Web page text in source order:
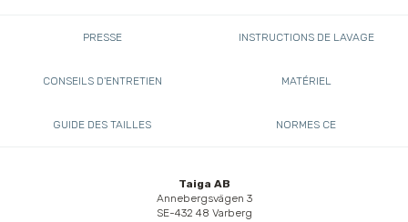
PRESSE INSTRUCTIONS DE LAVAGE
CONSEILS D'ENTRETIEN MATÉRIEL
GUIDE DES TAILLES NORMES CE
Taiga AB
Annebergsvägen 3
SE-432 48 Varberg